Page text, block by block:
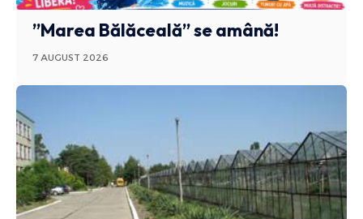
”Marea Bălăceală” se amână!
7 AUGUST 2026